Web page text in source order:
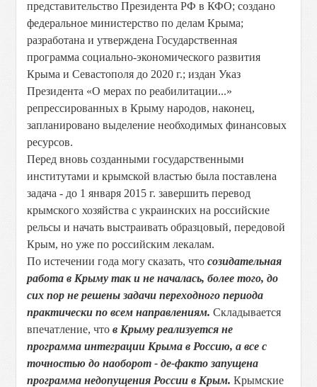
представительство Президента РФ в КФО; создано
федеральное министерство по делам Крыма;
разработана и утверждена Государственная
программа социально-экономического развития
Крыма и Севастополя до 2020 г.; издан Указ
Президента «О мерах по реабилитации...»
репрессированных в Крыму народов, наконец,
запланировано выделение необходимых финансовых
ресурсов.
Перед вновь созданными государственными
институтами и крымской властью была поставлена
задача - до 1 января 2015 г. завершить перевод
крымского хозяйства с украинских на российские
рельсы и начать выстраивать образцовый, передовой
Крым, но уже по российским лекалам.
По истечении года могу сказать, чтосозидательная
работа в Крыму так и не началась, более того, до
сих пор не решены задачи переходного периода
практически по всем направлениям.Складывается
впечатление, чтов Крыму реализуется не
программа интеграции Крыма в Россию, а все с
точностью до наоборот - де-факто запущена
программа недопущения России в Крым. Крымские